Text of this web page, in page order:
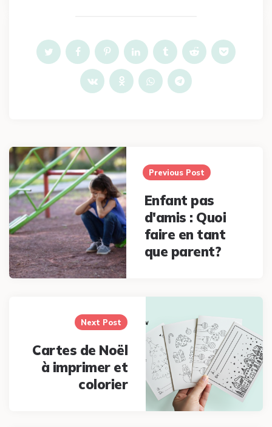
Post
navigation
Previous Post
Enfant pas
d'amis : Quoi
faire en tant
que parent?
Next Post
Cartes de Noël
à imprimer et
colorier